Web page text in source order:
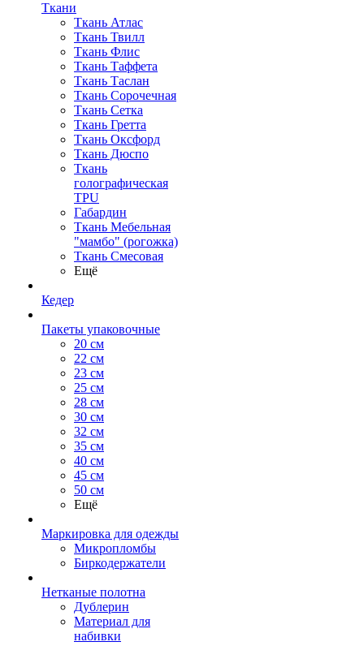
Ткани
Ткань Атлас
Ткань Твилл
Ткань Флис
Ткань Таффета
Ткань Таслан
Ткань Сорочечная
Ткань Сетка
Ткань Гретта
Ткань Оксфорд
Ткань Дюспо
Ткань
голографическая
TPU
Габардин
Ткань Мебельная
"мамбо" (рогожка)
Ткань Смесовая
Ещё
Кедер
Пакеты упаковочные
20 см
22 см
23 см
25 см
28 см
30 см
32 см
35 см
40 см
45 см
50 см
Ещё
Маркировка для одежды
Микропломбы
Биркодержатели
Нетканые полотна
Дублерин
Материал для
набивки